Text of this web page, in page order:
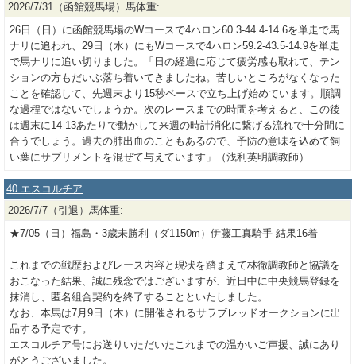
2026/7/31（函館競馬場）馬体重:
26日（日）に函館競馬場のWコースで4ハロン60.3-44.4-14.6を単走で馬
ナリに追われ、29日（水）にもWコースで4ハロン59.2-43.5-14.9を単走
で馬ナリに追い切りました。「日の経過に応じて疲労感も取れて、テン
ションの方もだいぶ落ち着いてきましたね。苦しいところがなくなった
ことを確認して、先週末より15秒ペースで立ち上げ始めています。順調
な過程ではないでしょうか。次のレースまでの時間を考えると、この後
は週末に14-13あたりで動かして来週の時計消化に繋げる流れで十分間に
合うでしょう。過去の肺出血のこともあるので、予防の意味を込めて飼
い葉にサプリメントを混ぜて与えています」（浅利英明調教師）
40.エスコルチア
2026/7/7（引退）馬体重:
★7/05（日）福島・3歳未勝利（ダ1150m）伊藤工真騎手 結果16着
これまでの戦歴およびレース内容と現状を踏まえて林徹調教師と協議を
おこなった結果、誠に残念ではございますが、近日中に中央競馬登録を
抹消し、匿名組合契約を終了することといたしました。
なお、本馬は7月9日（木）に開催されるサラブレッドオークションに出
品する予定です。
エスコルチア号にお送りいただいたこれまでの温かいご声援、誠にあり
がとうございました。